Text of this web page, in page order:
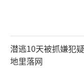
潜逃10天被抓嫌犯
地里落网